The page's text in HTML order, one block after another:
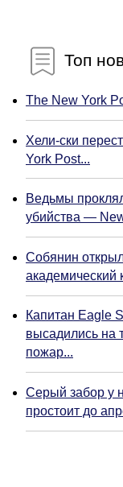
Топ
The New York
Хели-ски
York Post...
Ведьмы
убийства —
Собянин
академический
Капитан Eagle
высадились на
пожар...
Серый забор у
простоит до